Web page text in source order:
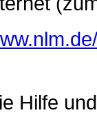
Hilfe